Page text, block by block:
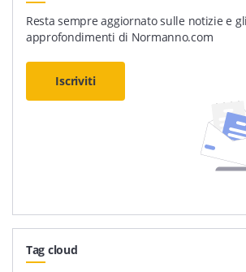
Resta sempre aggiornato sulle notizie e gli
approfondimenti di Normanno.com
Iscriviti
Tag cloud